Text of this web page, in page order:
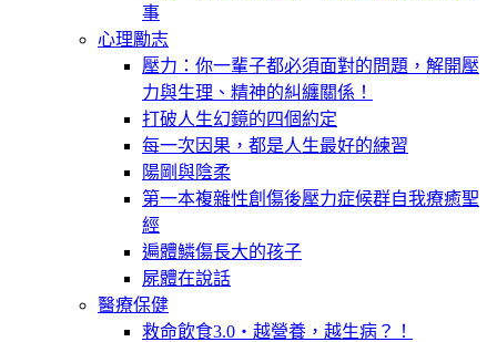
事
心理勵志
壓力：你一輩子都必須面對的問題，解開壓
力與生理、精神的糾纏關係！
打破人生幻鏡的四個約定
每一次因果，都是人生最好的練習
陽剛與陰柔
第一本複雜性創傷後壓力症候群自我療癒聖
經
遍體鱗傷長大的孩子
屍體在說話
醫療保健
救命飲食3.0‧越營養，越生病？！